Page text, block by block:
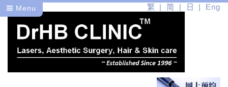
Menu 繁 简 日 Eng